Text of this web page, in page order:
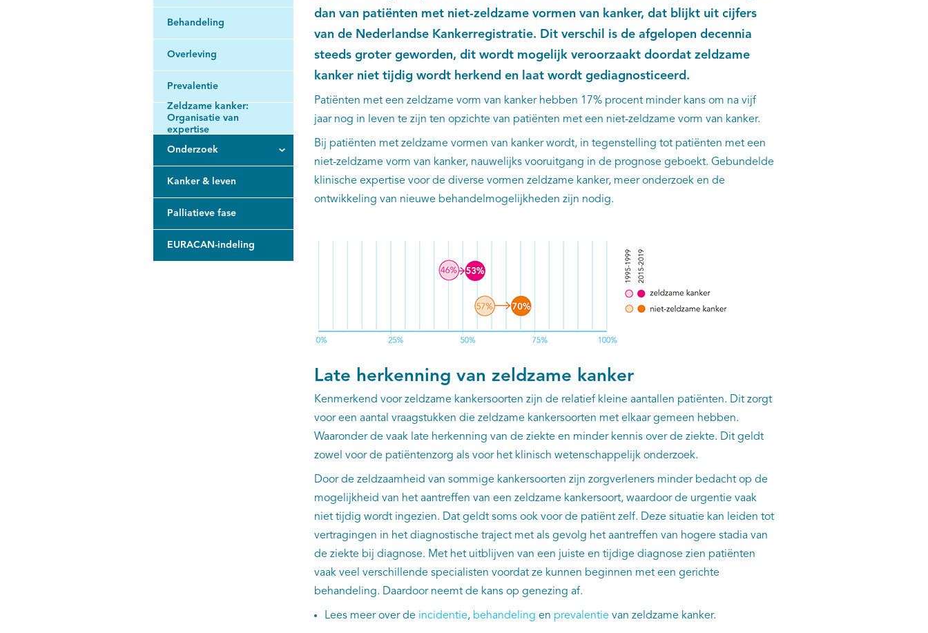
Behandeling
Overleving
Prevalentie
Zeldzame kanker:
Organisatie van
expertise
Onderzoek
Kanker & leven
Palliatieve fase
EURACAN-indeling
dan van patiënten met niet-zeldzame vormen van kanker, dat blijkt uit cijfers
van de Nederlandse Kankerregistratie. Dit verschil is de afgelopen decennia
steeds groter geworden, dit wordt mogelijk veroorzaakt doordat zeldzame
kanker niet tijdig wordt herkend en laat wordt gediagnosticeerd.
Patiënten met een zeldzame vorm van kanker hebben 17% procent minder kans om na vijf
jaar nog in leven te zijn ten opzichte van patiënten met een niet-zeldzame vorm van kanker.
Bij patiënten met zeldzame vormen van kanker wordt, in tegenstelling tot patiënten met een
niet-zeldzame vorm van kanker, nauwelijks vooruitgang in de prognose geboekt. Gebundelde
klinische expertise voor de diverse vormen zeldzame kanker, meer onderzoek en de
ontwikkeling van nieuwe behandelmogelijkheden zijn nodig.
Late herkenning van zeldzame kanker
Kenmerkend voor zeldzame kankersoorten zijn de relatief kleine aantallen patiënten. Dit zorgt
voor een aantal vraagstukken die zeldzame kankersoorten met elkaar gemeen hebben.
Waaronder de vaak late herkenning van de ziekte en minder kennis over de ziekte. Dit geldt
zowel voor de patiëntenzorg als voor het klinisch wetenschappelijk onderzoek.
Door de zeldzaamheid van sommige kankersoorten zijn zorgverleners minder bedacht op de
mogelijkheid van het aantreffen van een zeldzame kankersoort, waardoor de urgentie vaak
niet tijdig wordt ingezien. Dat geldt soms ook voor de patiënt zelf. Deze situatie kan leiden tot
vertragingen in het diagnostische traject met als gevolg het aantreffen van hogere stadia van
de ziekte bij diagnose. Met het uitblijven van een juiste en tijdige diagnose zien patiënten
vaak veel verschillende specialisten voordat ze kunnen beginnen met een gerichte
behandeling. Daardoor neemt de kans op genezing af.
Lees meer over de incidentie, behandeling en prevalentievan zeldzame kanker.